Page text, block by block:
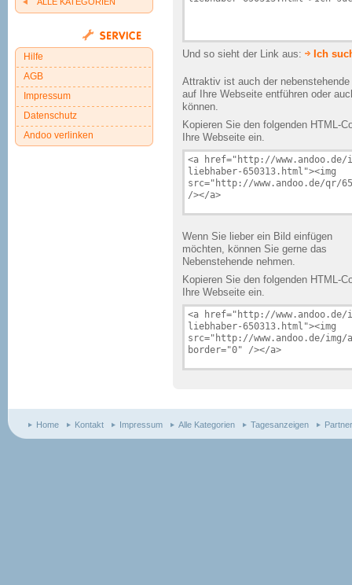
Und so sieht der Link aus: Ich
Attraktiv ist auch der
auf Ihre Webseite entführen oder
können.
Kopieren Sie den folgenden HTML-
Ihre Webseite ein.
Wenn Sie lieber ein Bild einfügen
möchten, können Sie gerne das
Nebenstehende nehmen.
Kopieren Sie den folgenden HTML-
Ihre Webseite ein.
Hilfe
AGB
Impressum
Datenschutz
Andoo verlinken
Home Kontakt Impressum Alle Kategorien Tagesanzeigen Partner